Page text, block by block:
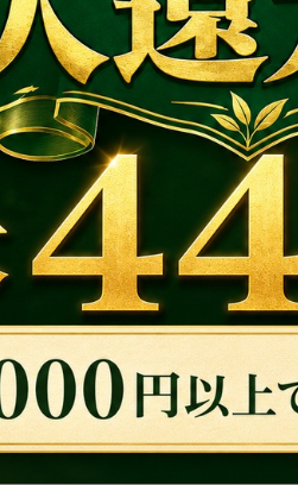
は、必ずご注文番号をご記入くださ